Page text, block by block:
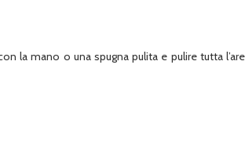
la mano o una spugna pulita e pulire tutta